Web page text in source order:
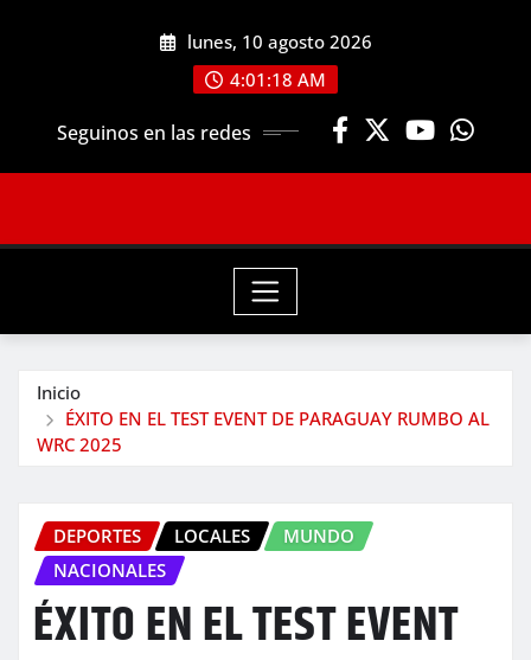
lunes, 10 agosto 2026
4:01:19 AM
Seguinos en las redes
Inicio
ÉXITO EN EL TEST EVENT DE PARAGUAY RUMBO AL
WRC 2025
DEPORTES LOCALES
MUNDO
NACIONALES
ÉXITO EN EL TEST EVENT